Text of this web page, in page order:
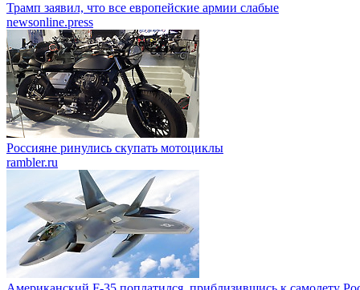
Трамп заявил, что все европейские армии слабые
newsonline.press
Россияне ринулись скупать мотоциклы
rambler.ru